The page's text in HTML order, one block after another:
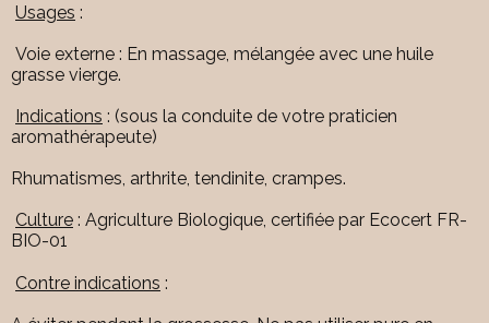
Usages :
Voie externe : En massage, mélangée avec une huile
grasse vierge.
Indications : (sous la conduite de votre praticien
aromathérapeute)
Rhumatismes, arthrite, tendinite, crampes.
Culture : Agriculture Biologique, certifiée par Ecocert FR-
BIO-01
Contre indications :